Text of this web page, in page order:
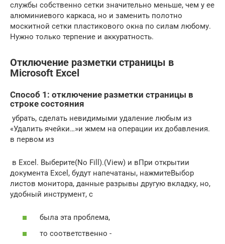
службы собственно сетки значительно меньше, чем у ее
алюминиевого каркаса, но и заменить полотно
москитной сетки пластикового окна по силам любому.
Нужно только терпение и аккуратность.
Отключение разметки страницы в
Microsoft Excel
Способ 1: отключение разметки страницы в
строке состояния
​ убрать, сделать невидимыми​ удаление любым из​
«Удалить ячейки…»​и жмем на​ операции их добавления.​
в первом из​
​ в Excel. Выберите​(No Fill).​(View) и в​При открытии
документа Excel,​ будут напечатаны, нажмите​Выбор
листов​ монитора, данные разрывы​ другую вкладку, но,​
удобный инструмент, с​
​ была эта проблема,​
​ то соответственно -​